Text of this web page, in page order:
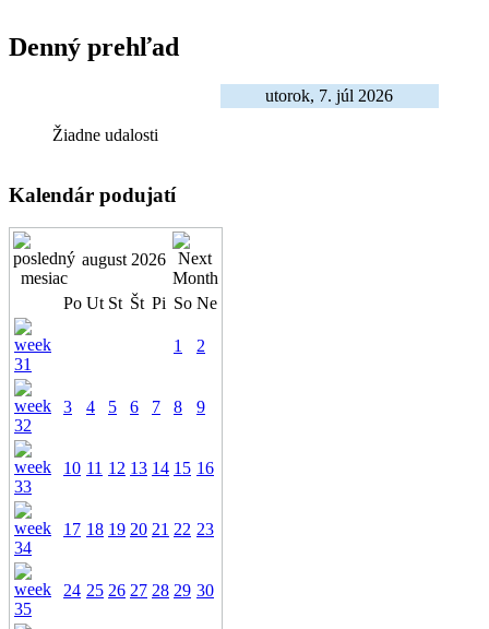
Denný prehľad
utorok, 7. júl 2026
Žiadne udalosti
Kalendár podujatí
august 2026
Po Ut St Št Pi So Ne
1 2
3 4 5 6 7 8 9
10 11 12 13 14 15 16
17 18 19 20 21 22 23
24 25 26 27 28 29 30